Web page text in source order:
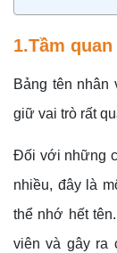
1.Tầm
Bảng tên
giữ vai trò rất
Đối với những
nhiều, đây là
thể nhớ hết
viên và gây ra